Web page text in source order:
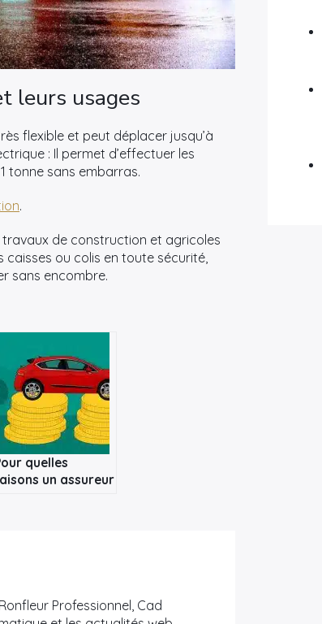
leurs usages
flexible et peut déplacer jusqu’à
: Il permet d’effectuer les
tonne sans embarras.
.
travaux de construction et agricoles
ou colis en toute sécurité,
sans encombre.
quelles
un assureur
Professionnel, Cad